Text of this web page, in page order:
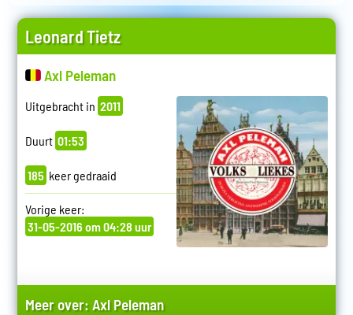
Leonard Tietz
Axl Peleman
Uitgebracht in 2011
Duurt 01:53
185 keer gedraaid
Vorige keer:
31-05-2016 om 04:28 uur
Meer over:Axl Peleman